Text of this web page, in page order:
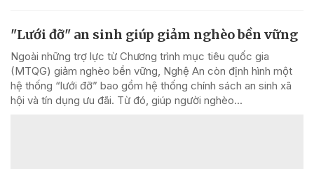
"Lưới đỡ" an sinh giúp giảm nghèo bền vững
Ngoài những trợ lực từ Chương trình mục tiêu quốc gia
(MTQG) giảm nghèo bền vững, Nghệ An còn định hình một
hệ thống “lưới đỡ” bao gồm hệ thống chính sách an sinh xã
hội và tín dụng ưu đãi. Từ đó, giúp người nghèo...